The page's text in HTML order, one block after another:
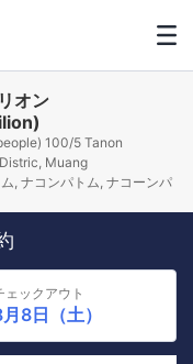
オン
100/5 Tanon
Muang
, ナコンパトム, ナコーンパ
ェックアウト
8日（土）